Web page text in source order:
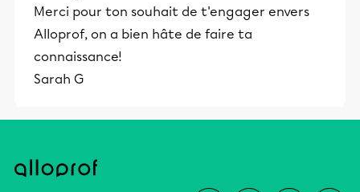
Merci pour ton souhait de t'engager envers
Alloprof, on a bien hâte de faire ta
connaissance!
Sarah G